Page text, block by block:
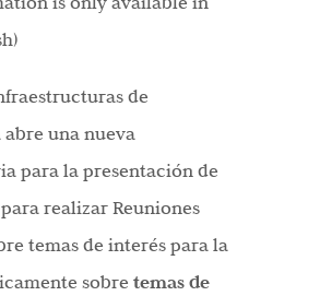
de
una nueva
para la presentación de
realizar Reuniones
temas de interés para la
sobre temas de